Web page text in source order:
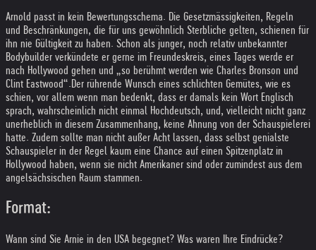
Arnold passt in kein Bewertungsschema. Die Gesetzmässigkeiten, Regeln
und Beschränkungen, die für uns gewöhnlich Sterbliche gelten, schienen für
ihn nie Gültigkeit zu haben. Schon als junger, noch relativ unbekannter
Bodybuilder verkündete er gerne im Freundeskreis, eines Tages werde er
nach Hollywood gehen und „so berühmt werden wie Charles Bronson und
Clint Eastwood“.Der rührende Wunsch eines schlichten Gemütes, wie es
schien, vor allem wenn man bedenkt, dass er damals kein Wort Englisch
sprach, wahrscheinlich nicht einmal Hochdeutsch, und, vielleicht nicht ganz
unerheblich in diesem Zusammenhang, keine Ahnung von der Schauspielerei
hatte. Zudem sollte man nicht außer Acht lassen, dass selbst genialste
Schauspieler in der Regel kaum eine Chance auf einen Spitzenplatz in
Hollywood haben, wenn sie nicht Amerikaner sind oder zumindest aus dem
angelsächsischen Raum stammen.
Format:
Wann sind Sie Arnie in den USA begegnet? Was waren Ihre Eindrücke?